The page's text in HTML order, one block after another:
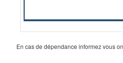
En cas de dépendance informez vous